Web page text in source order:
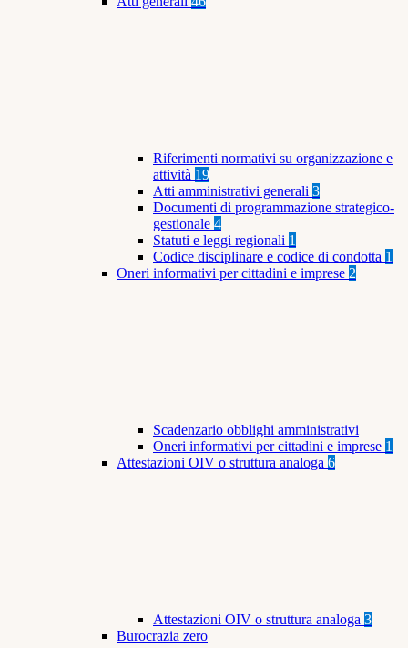
Riferimenti normativi su organizzazione e
attività 19
Atti amministrativi generali 3
Documenti di programmazione strategico-
gestionale 4
Statuti e leggi regionali 1
Codice disciplinare e codice di condotta 1
Oneri informativi per cittadini e imprese 2
Scadenzario obblighi amministrativi
Oneri informativi per cittadini e imprese 1
Attestazioni OIV o struttura analoga 6
Attestazioni OIV o struttura analoga 3
Burocrazia zero